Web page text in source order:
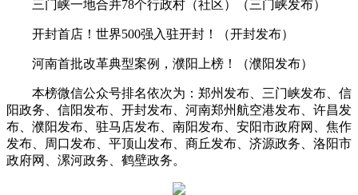
三门峡一地合并78个行政村（社区）（三门峡发布）
开封首店！世界500强入驻开封！（开封发布）
河南首批改革典型案例，濮阳上榜！（濮阳发布）
本榜微信公众号排名依次为：郑州发布、三门峡发布、信
阳政务、信阳发布、开封发布、河南郑州航空港发布、许昌发
布、濮阳发布、驻马店发布、南阳发布、安阳市政府网、焦作
发布、周口发布、平顶山发布、商丘发布、济源政务、洛阳市
政府网、漯河政务、鹤壁政务。